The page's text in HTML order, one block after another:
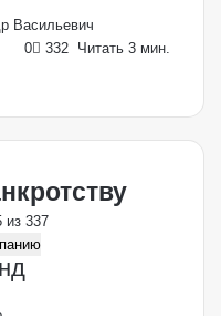
Васильевич
0 332 Читать 3 мин.
из 337